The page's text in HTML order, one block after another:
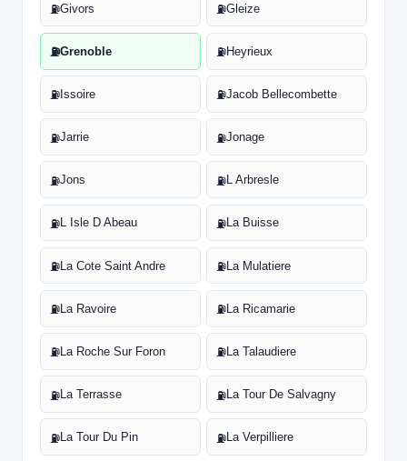
⛽Givors ⛽Gleize
⛽Grenoble ⛽Heyrieux
⛽Issoire ⛽Jacob Bellecombette
⛽Jarrie ⛽Jonage
⛽Jons ⛽L Arbresle
⛽L Isle D Abeau ⛽La Buisse
⛽La Cote Saint Andre ⛽La Mulatiere
⛽La Ravoire ⛽La Ricamarie
⛽La Roche Sur Foron ⛽La Talaudiere
⛽La Terrasse ⛽La Tour De Salvagny
⛽La Tour Du Pin ⛽La Verpilliere